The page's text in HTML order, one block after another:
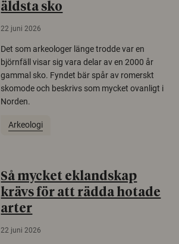
äldsta sko
22 juni 2026
Det som arkeologer länge trodde var en
björnfäll visar sig vara delar av en 2000 år
gammal sko. Fyndet bär spår av romerskt
skomode och beskrivs som mycket ovanligt i
Norden.
Arkeologi
Så mycket eklandskap
krävs för att rädda hotade
arter
22 juni 2026